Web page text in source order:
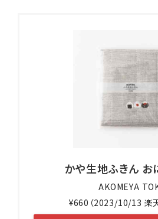
かや生地ふきん お
AKOMEYA
¥660（2023/10/13 楽